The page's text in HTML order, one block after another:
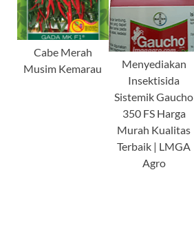
Cabe Merah
Musim Kemarau
Menyediakan
Insektisida
Sistemik Gaucho
350 FS Harga
Murah Kualitas
Terbaik | LMGA
Agro